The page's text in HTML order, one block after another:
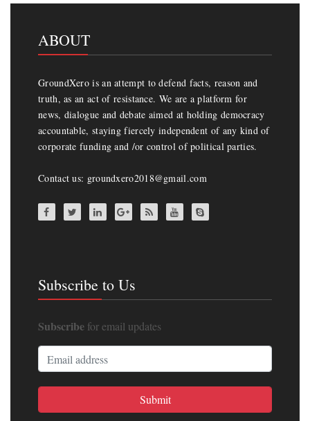
ABOUT
GroundXero is an attempt to defend facts, reason and
truth, as an act of resistance. We are a platform for
news, dialogue and debate aimed at holding democracy
accountable, staying fiercely independent of any kind of
corporate funding and /or control of political parties.
Contact us: groundxero2018@gmail.com
Subscribe to Us
Subscribe for email updates